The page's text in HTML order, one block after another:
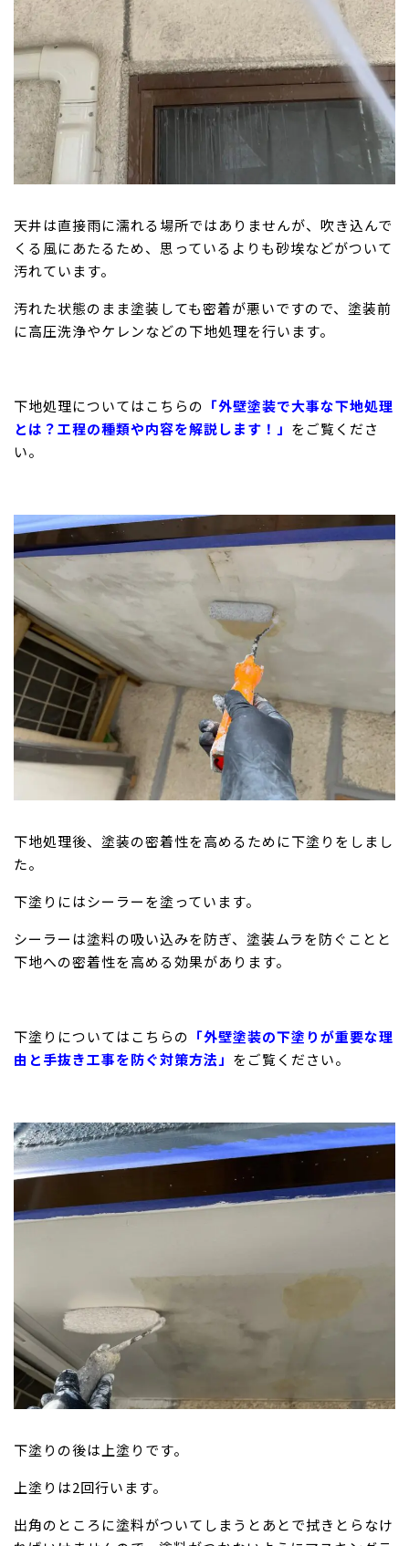
天井は直接雨に濡れる場所ではありませんが、吹き込んで
くる風にあたるため、思っているよりも砂埃などがついて
汚れています。
汚れた状態のまま塗装しても密着が悪いですので、塗装前
に高圧洗浄やケレンなどの下地処理を行います。
下地処理についてはこちらの 「外壁塗装で大事な下地処理
とは？工程の種類や内容を解説します！」 をご覧くださ
い。
下地処理後、塗装の密着性を高めるために下塗りをしまし
た。
下塗りにはシーラーを塗っています。
シーラーは塗料の吸い込みを防ぎ、塗装ムラを防ぐことと
下地への密着性を高める効果があります。
下塗りについてはこちらの 「外壁塗装の下塗りが重要な理
由と手抜き工事を防ぐ対策方法」 をご覧ください。
下塗りの後は上塗りです。
上塗りは2回行います。
出角のところに塗料がついてしまうとあとで拭きとらなけ